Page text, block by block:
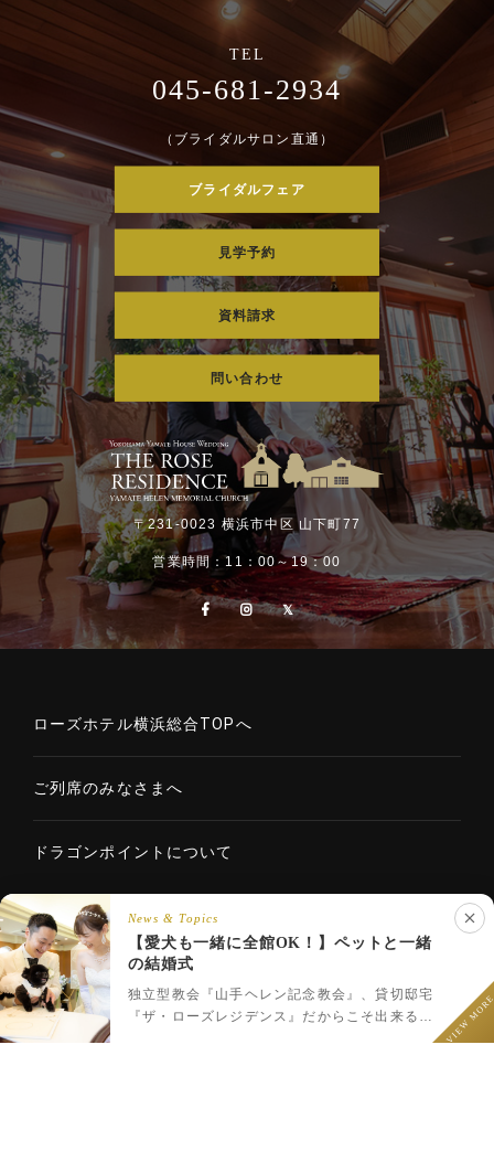
045-681-2934
（ブライダルサロン直通）
ブライダルフェア
見学予約
資料請求
問い合わせ
〒231-0023 横浜市中区 山下町77
営業時間：11：00～19：00
ローズホテル横浜総合TOPへ
ご列席のみなさまへ
ドラゴンポイントについて
Copyright © 2020 ROSE HOTELS INTERNATIONAL Co., Ltd. All
フェア予約 プラン一覧 LINEで相談
News & Topics
【愛犬も一緒に全館OK！】ペットと一緒
の結婚式
独立型教会『山手ヘレン記念教会』、貸切邸宅
『ザ・ローズレジデンス』だからこそ出来るペ
VIEW